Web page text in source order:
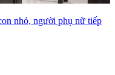
nhỏ, người phụ nữ tiếp